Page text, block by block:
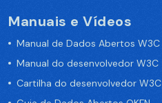
Manuais e Vídeos
Manual de Dados Abertos W3C
Manual do desenvolvedor W3C
Cartilha do desenvolvedor W3C